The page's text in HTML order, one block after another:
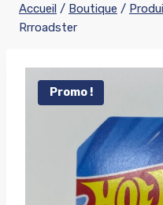
Accueil / Boutique /
Rrroadster
Promo !